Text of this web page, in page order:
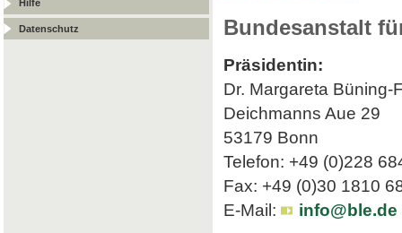
Hilfe
Datenschutz Bundesanstalt
Präsidentin:
Dr. Margareta Büning-
Deichmanns Aue 29
53179 Bonn
Telefon: +49 (0)228
Fax: +49 (0)30 1810
E-Mail:
info@ble.de